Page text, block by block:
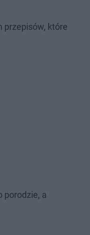
przepisów, które
porodzie, a